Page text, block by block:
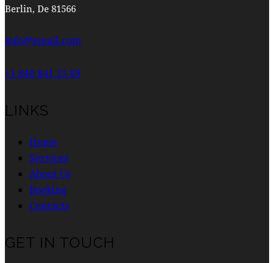
Berlin, De 81566
info@email.com
+1 840 841 25 69
LINKS
Home
Services
About Us
Booking
Contacts
GET IN TOUCH